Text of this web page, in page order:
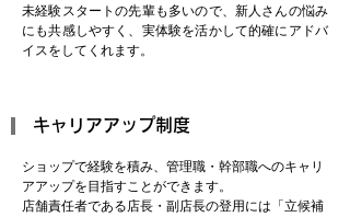
未経験スタートの先輩も多いので、新人さんの悩み
にも共感しやすく、実体験を活かして的確にアドバ
イスをしてくれます。
キャリアアップ制度
ショップで経験を積み、管理職・幹部職へのキャリ
アアップを目指すことができます。
店舗責任者である店長・副店長の登用には「立候補